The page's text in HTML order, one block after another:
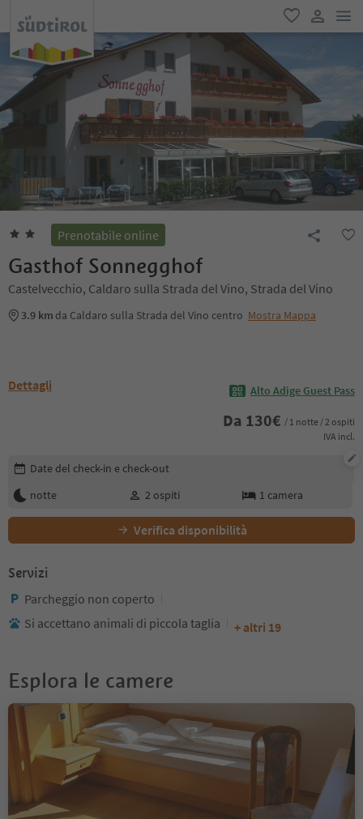
favoriti
user link
Prenotabile online
Gasthof Sonnegghof
Castelvecchio, Caldaro sulla Strada del Vino, Strada del Vino
3.9 km da Caldaro sulla Strada del Vino centro Mostra Mappa
Dettagli Alto Adige Guest Pass
Da 130€ / 1 notte / 2 ospiti
IVA incl.
Modifica i dettagli della prenotazione
Date del check-in e check-out
notte
2 ospiti 1 camera
Verifica disponibilità
Servizi
Parcheggio non coperto
Si accettano animali di piccola taglia
+ altri 19
Esplora le camere